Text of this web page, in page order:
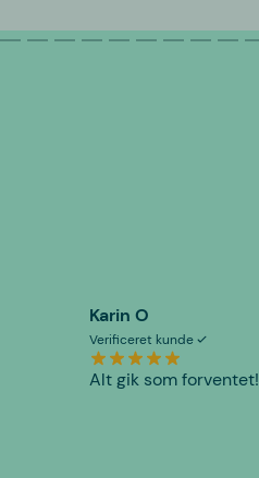
Karin O
Verificeret kunde
Alt gik som forventet!